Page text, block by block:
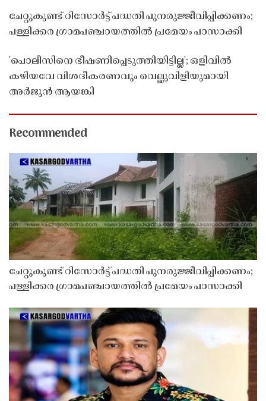
ചേറ്റുകുണ്ട് റിസോർട്ട് പദ്ധതി പുനരുജ്ജീവിപ്പിക്കണം;
പള്ളിക്കര ഗ്രാമപഞ്ചായത്തിൽ പ്രമേയം പാസാക്കി
'പൊലീസിനെ ഭീഷണിപ്പെടുത്തിയിട്ടില്ല'; ഒളിവിൽ
കഴിയവേ വിശദീകരണവും വെല്ലുവിളിയുമായി
അർജുൻ ആയങ്കി
Recommended
ചേറ്റുകുണ്ട് റിസോർട്ട് പദ്ധതി പുനരുജ്ജീവിപ്പിക്കണം;
പള്ളിക്കര ഗ്രാമപഞ്ചായത്തിൽ പ്രമേയം പാസാക്കി